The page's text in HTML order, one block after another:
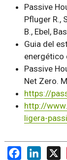
Passive
Pfluger R.,
B., Ebel,
Guia del
energético
Passive
Net Zero.
https://
http://
ligera-
Facebook X